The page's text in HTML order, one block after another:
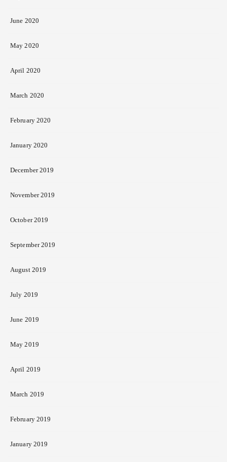
June 2020
May 2020
April 2020
March 2020
February 2020
January 2020
December 2019
November 2019
October 2019
September 2019
August 2019
July 2019
June 2019
May 2019
April 2019
March 2019
February 2019
January 2019